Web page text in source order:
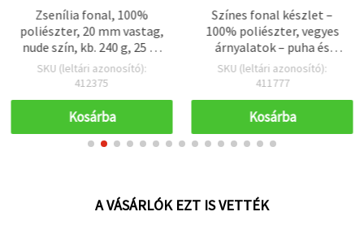
Zsenília fonal, 100%
poliészter, 20 mm vastag,
nude szín, kb. 240 g, 25 m
– ideális plüss kötéshez,
horgoláshoz és
projektekhez
SKU (leltári azonosító):
412375
Kosárba
Színes fonal készlet –
100% poliészter, vegyes
árnyalatok – puha és
sokoldalú horgoló és
kötő fonal, 12 db x 10 g
SKU (leltári azonosító):
411777
Kosárba
A VÁSÁRLÓK EZT IS VETTÉK